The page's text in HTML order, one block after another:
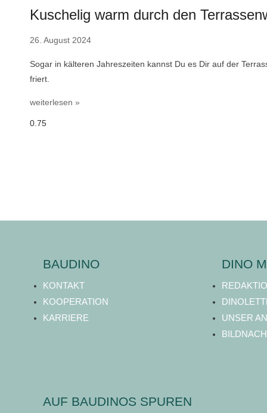
Kuschelig warm durch den
26. August 2024
Sogar in kälteren Jahreszeiten kannst Du es Dir auf der
friert.
weiterlesen »
BAUDINO
KONTAKT
KOOPERATION
KARRIERE
DINO
UNSER
AUF BAUDINOS SPUREN